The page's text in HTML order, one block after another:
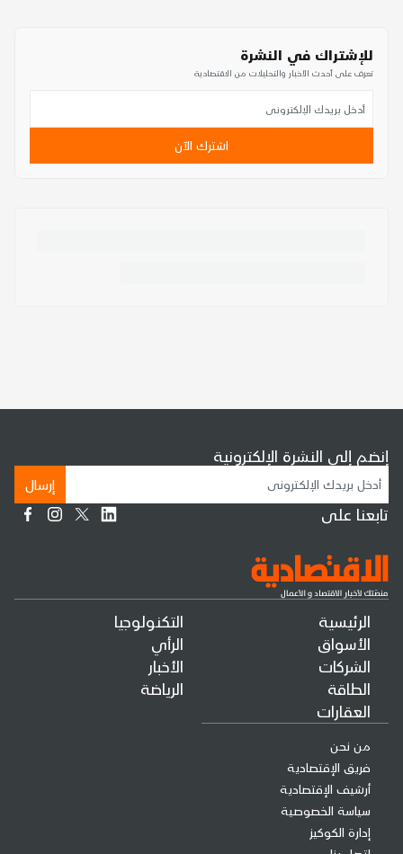
للإشتراك في النشرة
تعرف على أحدث الأخبار والتحليلات من الاقتصادية
اشترك الآن
الرئيسية
الأسواق
الشركات
الطاقة
العقارات
التكنولوجيا
الرأي
الأخبار
الرياضة
من نحن
فريق الإقتصادية
أرشيف الإقتصادية
سياسة الخصوصية
إدارة الكوكيز
إنضم إلى النشرة الإلكترونية
إرسال
تابعنا على